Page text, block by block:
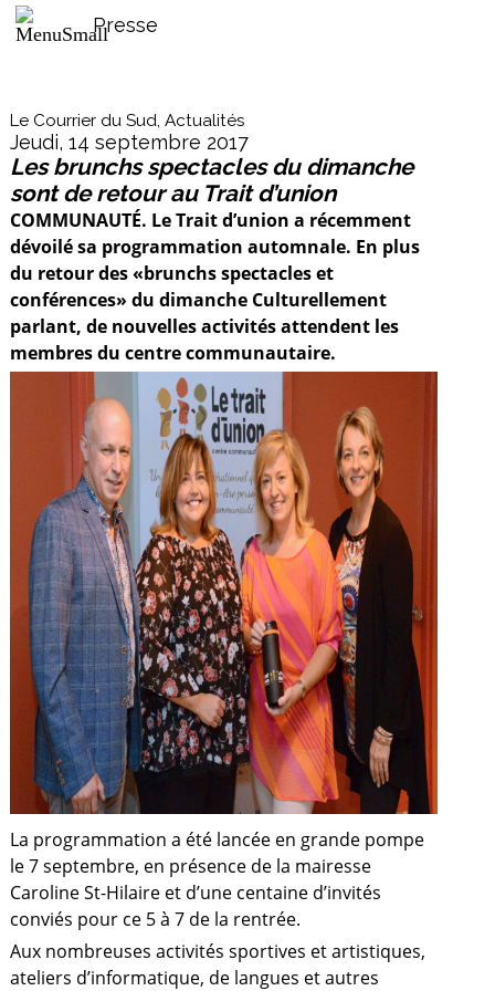
Le Courrier du Sud, Actualités
Jeudi, 14 septembre 2017
Les brunchs spectacles du dimanche
sont de retour au Trait d’union
COMMUNAUTÉ. Le Trait d’union a récemment
dévoilé sa programmation automnale. En plus
du retour des «brunchs spectacles et
conférences» du dimanche Culturellement
parlant, de nouvelles activités attendent les
membres du centre communautaire.
La programmation a été lancée en grande pompe
le 7 septembre, en présence de la mairesse
Caroline St-Hilaire et d’une centaine d’invités
conviés pour ce 5 à 7 de la rentrée.
Aux nombreuses activités sportives et artistiques,
ateliers d’informatique, de langues et autres
Presse